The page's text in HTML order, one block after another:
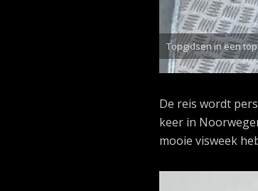
Topgidsen in een
De reis wordt
keer in
mooie visweek